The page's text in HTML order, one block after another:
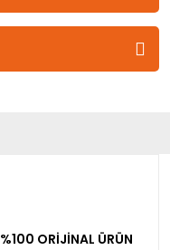
%100 ORİJİNAL ÜRÜN